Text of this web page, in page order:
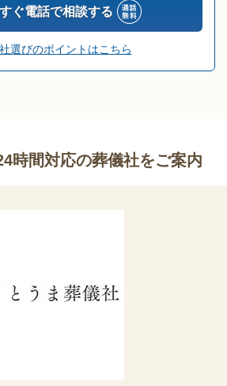
ぐ電話で相談する
選びのポイントはこちら
時間対応の葬儀社をご案内